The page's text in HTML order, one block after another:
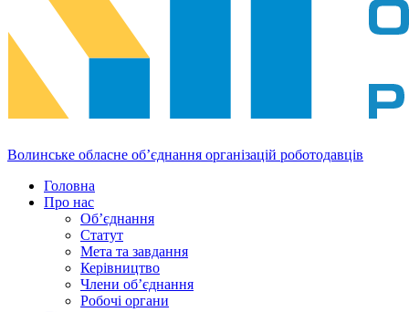
Волинське обласне об’єднання організацій роботодавців
Головна
Про нас
Об’єднання
Статут
Мета та завдання
Керівництво
Члени об’єднання
Робочі органи